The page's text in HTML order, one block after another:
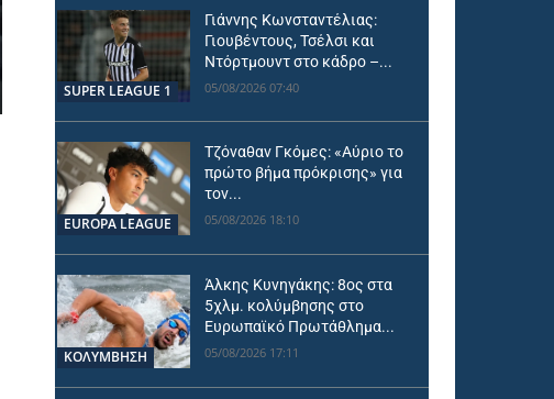
SUPER LEAGUE 1
Γιάννης Κωνσταντέλιας:
Γιουβέντους, Τσέλσι και
Ντόρτμουντ στο κάδρο –...
05/08/2026 07:40
EUROPA LEAGUE
Τζόναθαν Γκόμες: «Αύριο το
πρώτο βήμα πρόκρισης» για
τον...
05/08/2026 18:10
ΚΟΛΥΜΒΗΣΗ
Άλκης Κυνηγάκης: 8ος στα
5χλμ. κολύμβησης στο
Ευρωπαϊκό Πρωτάθλημα...
05/08/2026 17:11